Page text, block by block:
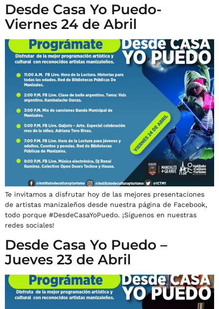
Desde Casa Yo Puedo-
Viernes 24 de Abril
Te invitamos a disfrutar hoy de las mejores presentaciones
de artistas manizaleños desde nuestra página de Facebook,
todo porque #DesdeCasaYoPuedo. ¡Síguenos en nuestras
redes sociales!
Desde Casa Yo Puedo –
Jueves 23 de Abril